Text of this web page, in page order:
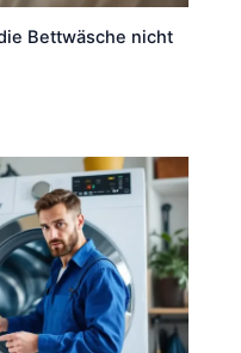
Bettwäsche nicht